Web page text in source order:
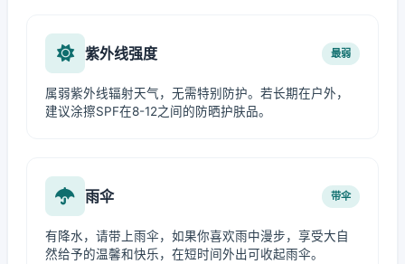
紫外线强度 最弱
属弱紫外线辐射天气，无需特别防护。若长期在户外，
建议涂擦SPF在8-12之间的防晒护肤品。
雨伞 带伞
有降水，请带上雨伞，如果你喜欢雨中漫步，享受大自
然给予的温馨和快乐，在短时间外出可收起雨伞。